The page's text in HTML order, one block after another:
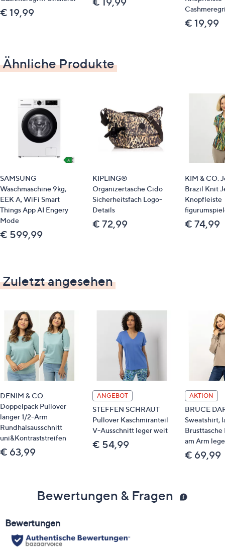
€ 19,99
€ 19,99
Ähnliche Produkte
SAMSUNG
Waschmaschine 9kg,
EEK A, WiFi Smart
Things App AI Engery
Mode
€ 599,99
KIPLING®
Organizertasche Cido
Sicherheitsfach Logo-
Details
€ 72,99
KIM & CO.
Brazil Knit
Knopfleiste
€ 74,99
Zuletzt angesehen
DENIM & CO.
Doppelpack Pullover
langer 1/2-Arm
Rundhalsausschnitt
uni&Kontraststreifen
€ 63,99
ANGEBOT
STEFFEN SCHRAUT
Pullover Kaschmiranteil
V-Ausschnitt leger weit
€ 54,99
AKTION
BRUCE
Sweatshirt,
am Arm
€ 69,99
Bewertungen & Fragen